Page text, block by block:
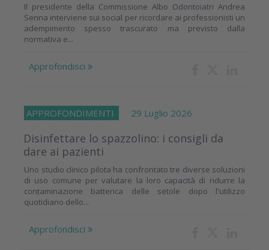
Il presidente della Commissione Albo Odontoiatri Andrea
Senna interviene sui social per ricordare ai professionisti un
adempimento spesso trascurato ma previsto dalla
normativa e...
Approfondisci
APPROFONDIMENTI 29 Luglio 2026
Disinfettare lo spazzolino: i consigli da
dare ai pazienti
Uno studio clinico pilota ha confrontato tre diverse soluzioni
di uso comune per valutare la loro capacità di ridurre la
contaminazione batterica delle setole dopo l'utilizzo
quotidiano dello...
Approfondisci